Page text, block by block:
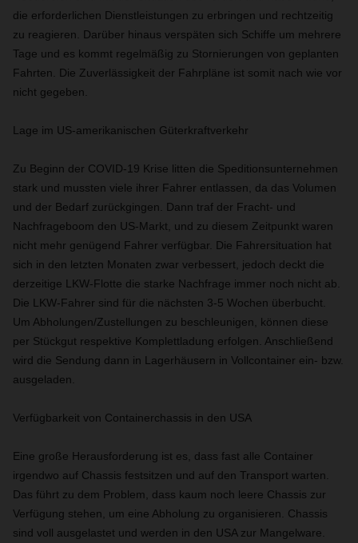
die erforderlichen Dienstleistungen zu erbringen und rechtzeitig
zu reagieren. Darüber hinaus verspäten sich Schiffe um mehrere
Tage und es kommt regelmäßig zu Stornierungen von geplanten
Fahrten. Die Zuverlässigkeit der Fahrpläne ist somit nach wie vor
nicht gegeben.
Lage im US-amerikanischen Güterkraftverkehr
Zu Beginn der COVID-19 Krise litten die Speditionsunternehmen
stark und mussten viele ihrer Fahrer entlassen, da das Volumen
und der Bedarf zurückgingen. Dann traf der Fracht- und
Nachfrageboom den US-Markt, und zu diesem Zeitpunkt waren
nicht mehr genügend Fahrer verfügbar. Die Fahrersituation hat
sich in den letzten Monaten zwar verbessert, jedoch deckt die
derzeitige LKW-Flotte die starke Nachfrage immer noch nicht ab.
Die LKW-Fahrer sind für die nächsten 3-5 Wochen überbucht.
Um Abholungen/Zustellungen zu beschleunigen, können diese
per Stückgut respektive Komplettladung erfolgen. Anschließend
wird die Sendung dann in Lagerhäusern in Vollcontainer ein- bzw.
ausgeladen.
Verfügbarkeit von Containerchassis in den USA
Eine große Herausforderung ist es, dass fast alle Container
irgendwo auf Chassis festsitzen und auf den Transport warten.
Das führt zu dem Problem, dass kaum noch leere Chassis zur
Verfügung stehen, um eine Abholung zu organisieren. Chassis
sind voll ausgelastet und werden in den USA zur Mangelware.